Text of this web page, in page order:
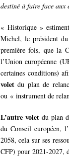
destiné à faire face aux
« Historique »
Michel, le président
première fois, que la
l’Union européenne
certaines conditions)
volet du plan de
ou « instrument de
L’autre voletdu plan
du Conseil européen,
2058, cela sur ses
CFP) pour 2021-2027,